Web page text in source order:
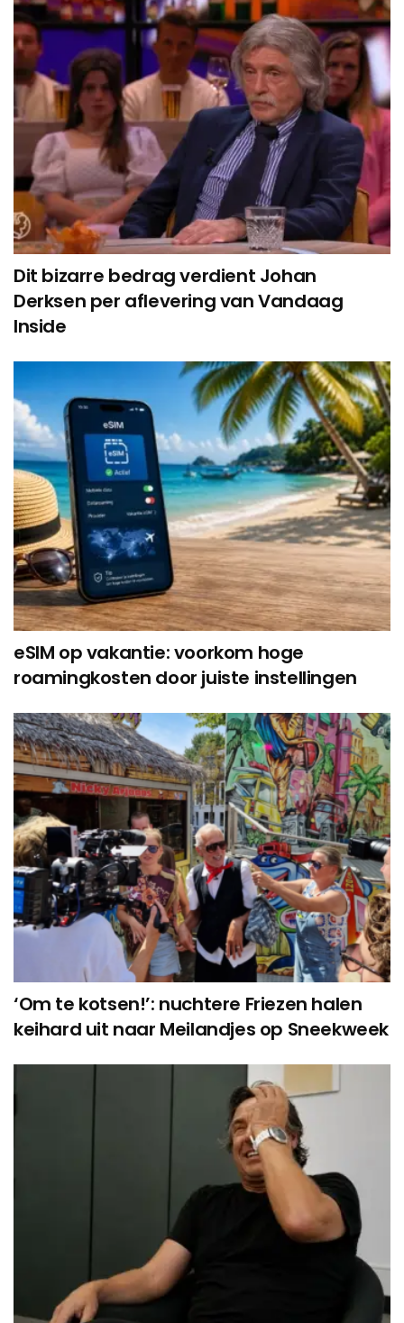
Dit bizarre bedrag verdient Johan
Derksen per aflevering van Vandaag
Inside
eSIM op vakantie: voorkom hoge
roamingkosten door juiste instellingen
‘Om te kotsen!’: nuchtere Friezen halen
keihard uit naar Meilandjes op Sneekweek